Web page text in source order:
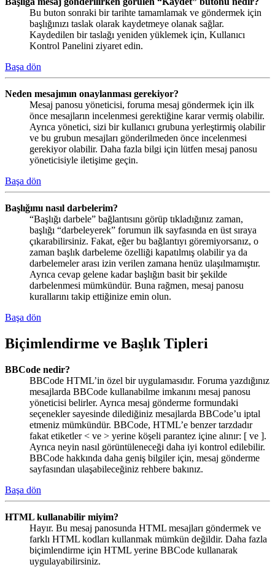
Bu buton sonraki bir tarihte tamamlamak ve göndermek için
başlığınızı taslak olarak kaydetmeye olanak sağlar.
Kaydedilen bir taslağı yeniden yüklemek için, Kullanıcı
Kontrol Panelini ziyaret edin.
Başa dön
Neden mesajımın onaylanması gerekiyor?
Mesaj panosu yöneticisi, foruma mesaj göndermek için ilk
önce mesajların incelenmesi gerektiğine karar vermiş olabilir.
Ayrıca yönetici, sizi bir kullanıcı grubuna yerleştirmiş olabilir
ve bu grubun mesajları gönderilmeden önce incelenmesi
gerekiyor olabilir. Daha fazla bilgi için lütfen mesaj panosu
yöneticisiyle iletişime geçin.
Başa dön
Başlığımı nasıl darbelerim?
“Başlığı darbele” bağlantısını görüp tıkladığınız zaman,
başlığı “darbeleyerek” forumun ilk sayfasında en üst sıraya
çıkarabilirsiniz. Fakat, eğer bu bağlantıyı göremiyorsanız, o
zaman başlık darbeleme özelliği kapatılmış olabilir ya da
darbelemeler arası izin verilen zamana henüz ulaşılmamıştır.
Ayrıca cevap gelene kadar başlığın basit bir şekilde
darbelenmesi mümkündür. Buna rağmen, mesaj panosu
kurallarını takip ettiğinize emin olun.
Başa dön
Biçimlendirme ve Başlık Tipleri
BBCode nedir?
BBCode HTML’in özel bir uygulamasıdır. Foruma yazdığınız
mesajlarda BBCode kullanabilme imkanını mesaj panosu
yöneticisi belirler. Ayrıca mesaj gönderme formundaki
seçenekler sayesinde dilediğiniz mesajlarda BBCode’u iptal
etmeniz mümkündür. BBCode, HTML’e benzer tarzdadır
fakat etiketler < ve > yerine köşeli parantez içine alınır: [ ve ].
Ayrıca neyin nasıl görüntüleneceği daha iyi kontrol edilebilir.
BBCode hakkında daha geniş bilgiler için, mesaj gönderme
sayfasından ulaşabileceğiniz rehbere bakınız.
Başa dön
HTML kullanabilir miyim?
Hayır. Bu mesaj panosunda HTML mesajları göndermek ve
farklı HTML kodları kullanmak mümkün değildir. Daha fazla
biçimlendirme için HTML yerine BBCode kullanarak
uygulayabilirsiniz.